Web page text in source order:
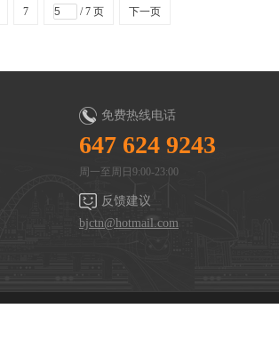
7 / 7 页 下一页
免费热线电话
647 624 9243
周一至周日9:00-23:00
反馈建议
bjctn@hotmail.com